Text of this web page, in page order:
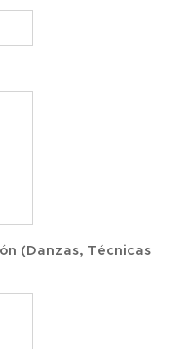
(Danzas, Técnicas